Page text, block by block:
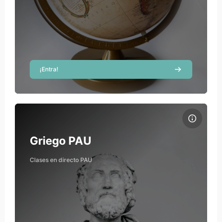
Teacher
¡Entra!
Ricardo Hernández
Teacher
Course image Griego PAU
Course image
Course name
Griego PAU
Clases en directo PAU